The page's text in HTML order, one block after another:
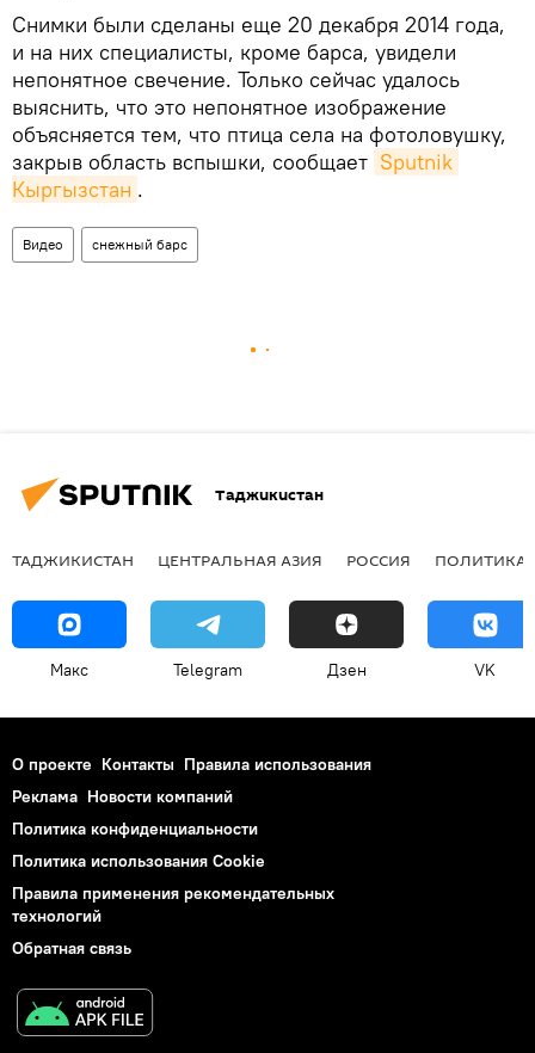
Снимки были сделаны еще 20 декабря 2014 года,
и на них специалисты, кроме барса, увидели
непонятное свечение. Только сейчас удалось
выяснить, что это непонятное изображение
объясняется тем, что птица села на фотоловушку,
закрыв область вспышки, сообщает Sputnik
Кыргызстан .
Видео снежный барс
Таджикистан
ТАДЖИКИСТАН ЦЕНТРАЛЬНАЯ АЗИЯ РОССИЯ ПОЛИТИКА
Макс Telegram Дзен VK
О проекте Контакты Правила использования
Реклама Новости компаний
Политика конфиденциальности
Политика использования Cookie
Правила применения рекомендательных
технологий
Обратная связь